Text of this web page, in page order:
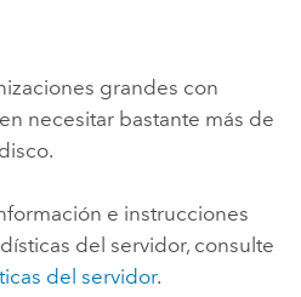
grandes con
necesitar bastante más de
e instrucciones
del servidor, consulte
del servidor.